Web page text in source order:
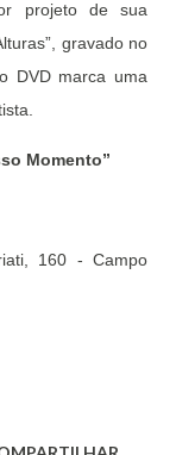
projeto de sua
gravado no
DVD marca uma
Momento”
160 - Campo